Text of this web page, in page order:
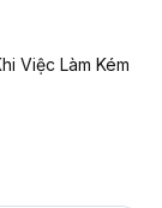
Việc Làm Kém